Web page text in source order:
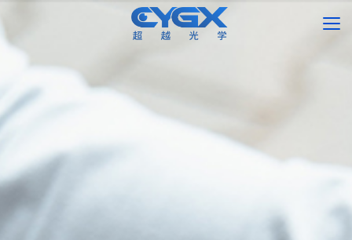
新闻中心